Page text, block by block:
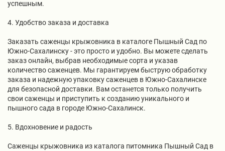
успешным.
4. Удобство заказа и доставка
Заказать саженцы крыжовника в каталоге Пышный Сад по
Южно-Сахалинску - это просто и удобно. Вы можете сделать
заказ онлайн, выбрав необходимые сорта и указав
количество саженцев. Мы гарантируем быструю обработку
заказа и надежную упаковку саженцев в Южно-Сахалинске
для безопасной доставки. Вам останется только получить
свои саженцы и приступить к созданию уникального и
пышного сада в городе Южно-Сахалинск.
5. Вдохновение и радость
Саженцы крыжовника из каталога питомника Пышный Сад в